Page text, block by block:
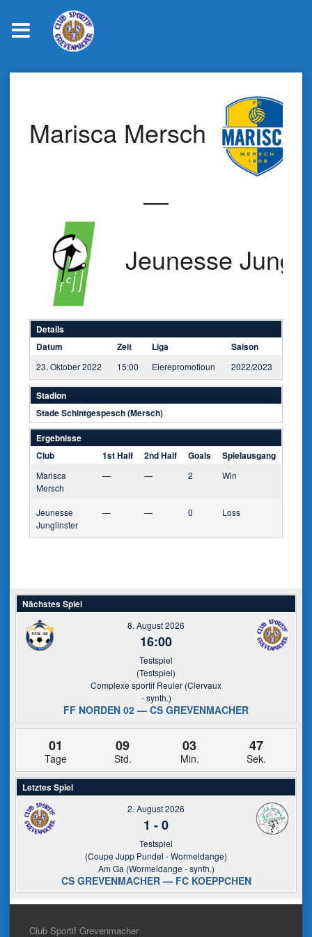
Marisca Mersch
—
Jeunesse
Details
Datum
Zeit Liga Saison
23. Oktober 2022 15:00 Eierepromotioun 2022/2023
Stadion
Stade Schintgespesch (Mersch)
Ergebnisse
Club
1st Half 2nd Half Goals Spielausgang
Marisca
Mersch
— — 2 Win
Jeunesse
Junglinster
— — 0 Loss
Nächstes Spiel
8. August 2026
16:00
Testspiel
(Testspiel)
Complexe sportif Reuler (Clervaux
- synth.)
FF NORDEN 02 — CS GREVENMACHER
01
Tage
09
Std.
03
Min.
46
Sek.
Letztes Spiel
2. August 2026
1 -0
Testspiel
(Coupe Jupp Pundel - Wormeldange)
Am Ga (Wormeldange - synth.)
CS GREVENMACHER — FC KOEPPCHEN
Club Sportif Grevenmacher